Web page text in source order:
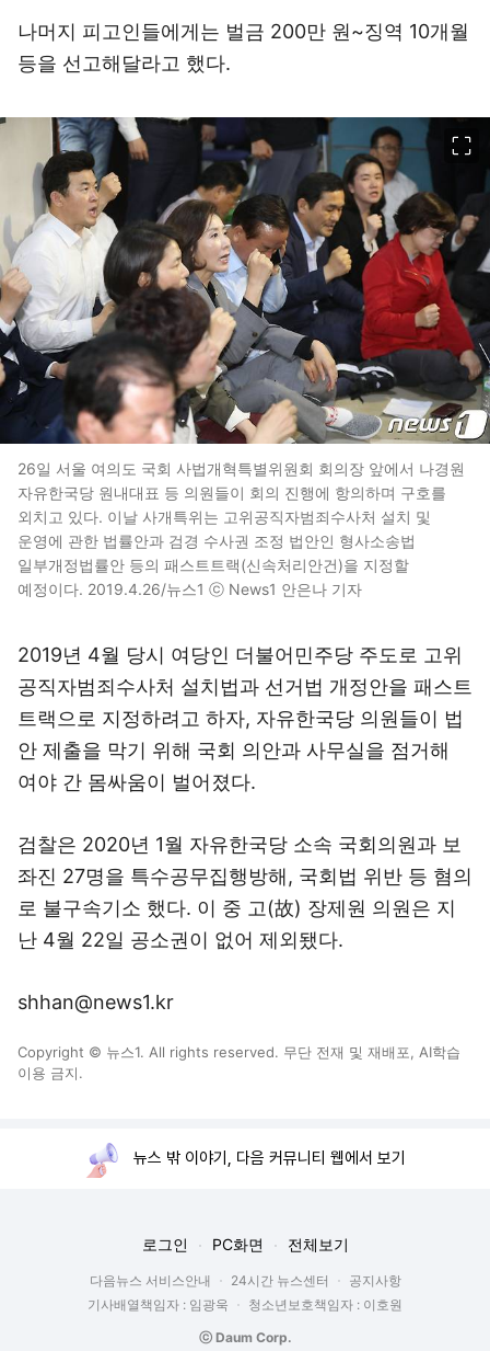
나머지 피고인들에게는 벌금 200만 원~징역 10개월
등을 선고해달라고 했다.
26일 서울 여의도 국회 사법개혁특별위원회 회의장 앞에서 나경원
자유한국당 원내대표 등 의원들이 회의 진행에 항의하며 구호를
외치고 있다. 이날 사개특위는 고위공직자범죄수사처 설치 및
운영에 관한 법률안과 검경 수사권 조정 법안인 형사소송법
일부개정법률안 등의 패스트트랙(신속처리안건)을 지정할
예정이다. 2019.4.26/뉴스1 ⓒ News1 안은나 기자
2019년 4월 당시 여당인 더불어민주당 주도로 고위
공직자범죄수사처 설치법과 선거법 개정안을 패스트
트랙으로 지정하려고 하자, 자유한국당 의원들이 법
안 제출을 막기 위해 국회 의안과 사무실을 점거해
여야 간 몸싸움이 벌어졌다.
검찰은 2020년 1월 자유한국당 소속 국회의원과 보
좌진 27명을 특수공무집행방해, 국회법 위반 등 혐의
로 불구속기소 했다. 이 중 고(故) 장제원 의원은 지
난 4월 22일 공소권이 없어 제외됐다.
shhan@news1.kr
Copyright © 뉴스1. All rights reserved. 무단 전재 및 재배포, AI학습
이용 금지.
뉴스 밖 이야기, 다음 커뮤니티 웹에서 보기
로그인 PC화면 전체보기
다음뉴스 서비스안내 24시간 뉴스센터
공지사항
기사배열책임자 : 임광욱
청소년보호책임자 : 이호원
ⓒ Daum Corp.